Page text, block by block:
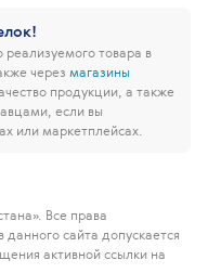
товара в
через магазины
продукции, а также
если вы
или маркетплейсах.
Все права
сайта допускается
активной ссылки на